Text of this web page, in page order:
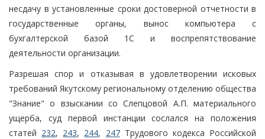
несдачу в установленные сроки достоверной отчетности в
государственные органы, вынос компьютера с
бухгалтерской базой 1С и воспрепятствование
деятельности организации.
Разрешая спор и отказывая в удовлетворении исковых
требований Якутскому региональному отделению общества
"Знание" о взыскании со Слепцовой А.П. материального
ущерба, суд первой инстанции сослался на положения
статей 232, 243, 244, 247Трудового кодекса Российской